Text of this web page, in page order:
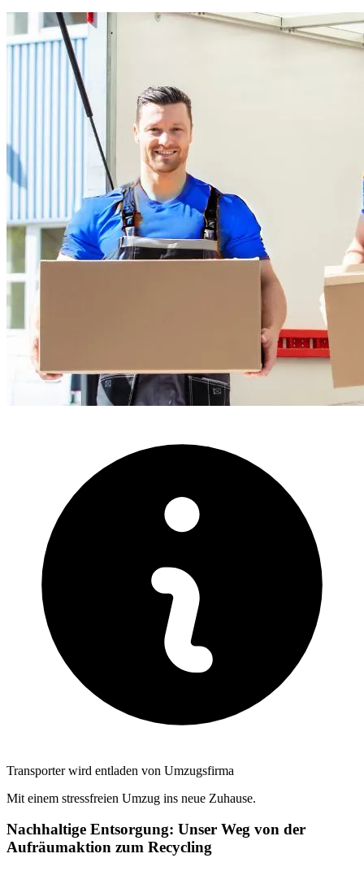
Transporter wird entladen von Umzugsfirma
Mit einem stressfreien Umzug ins neue Zuhause.
Nachhaltige Entsorgung: Unser Weg von der
Aufräumaktion zum Recycling